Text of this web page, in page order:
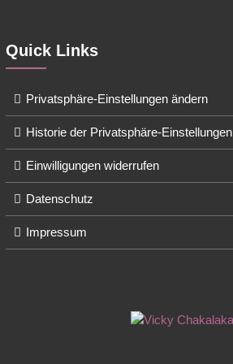
Quick Links
Privatsphäre-Einstellungen ändern
Historie der Privatsphäre-Einstellungen
Einwilligungen widerrufen
Datenschutz
Impressum